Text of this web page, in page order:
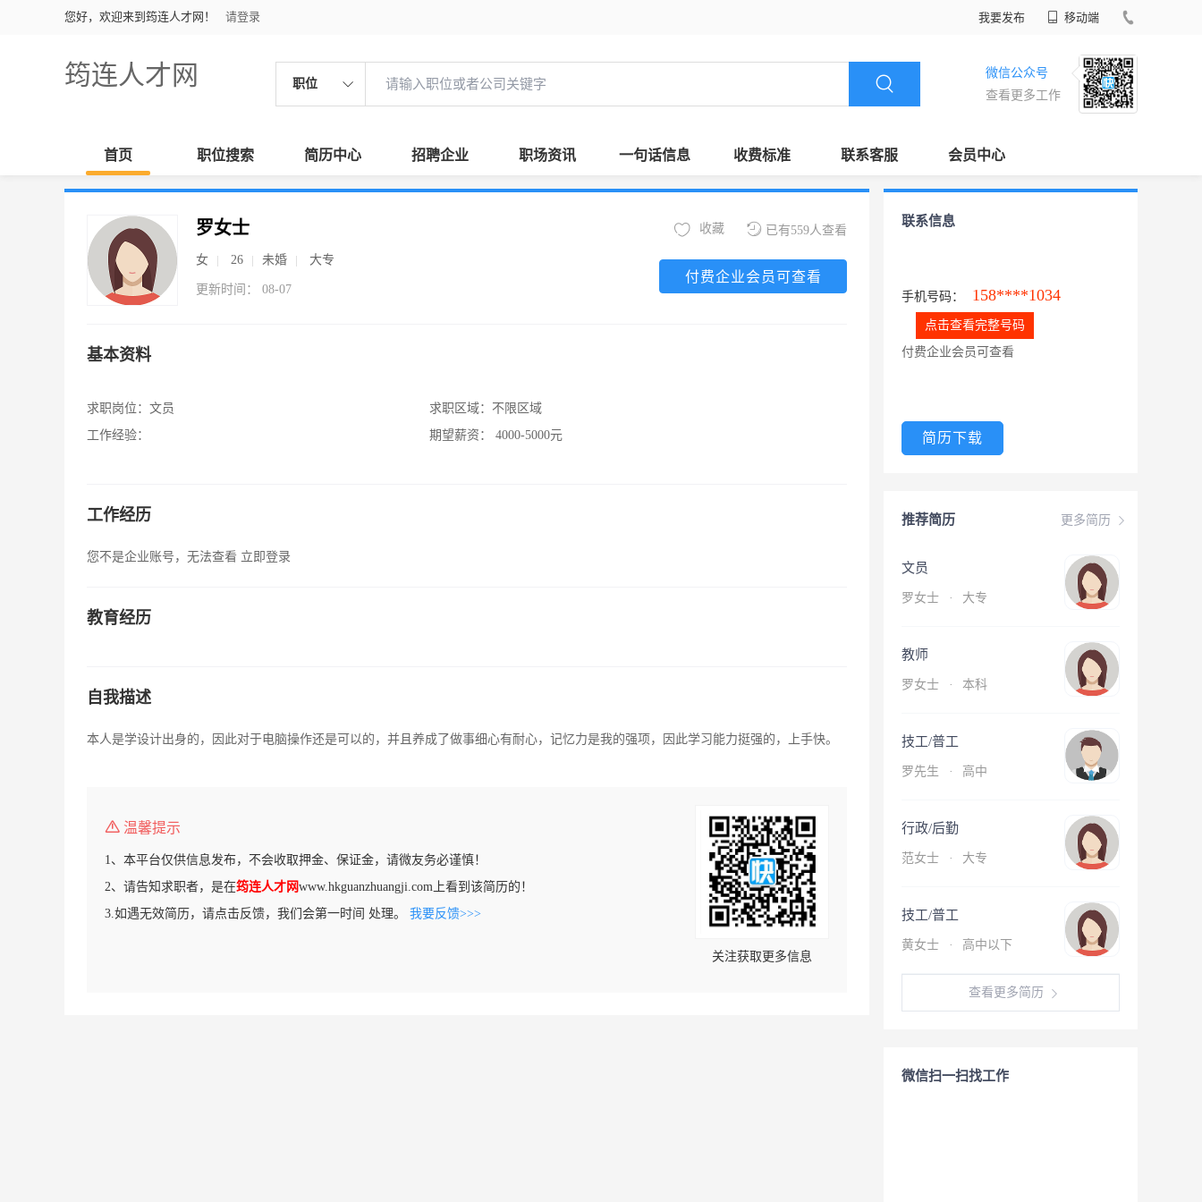
您好，欢迎来到筠连人才网！ 请登录 我要发布 移动端
筠连人才网 职位
微信公众号
查看更多工作
首页 职位搜索 简历中心 招聘企业 职场资讯 一句话信息 收费标准 联系客服 会员中心
罗女士
女 26 未婚 大专
更新时间： 08-07
已有559人查看
收藏
付费企业会员可查看
基本资料
求职岗位： 文员
工作经验：
求职区域： 不限区域
期望薪资：
4000-5000元
工作经历
您不是企业账号，无法查看 立即登录
教育经历
自我描述
本人是学设计出身的，因此对于电脑操作还是可以的，并且养成了做事细心有耐心，记忆力是我的强项，因此学习能力挺强的，上手快。
温馨提示
1、本平台仅供信息发布，不会收取押金、保证金，请微友务必谨慎！
2、请告知求职者，是在筠连人才网www.hkguanzhuangji.com上看到该简历的！
3.如遇无效简历，请点击反馈，我们会第一时间 处理。 我要反馈>>>
关注获取更多信息
联系信息
手机号码： 158****1034
点击查看完整号码
付费企业会员可查看
简历下载
更多简历
推荐简历
文员
罗女士 · 大专
教师
罗女士 · 本科
技工/普工
罗先生 · 高中
行政/后勤
范女士 · 大专
技工/普工
黄女士 · 高中以下
查看更多简历
微信扫一扫找工作